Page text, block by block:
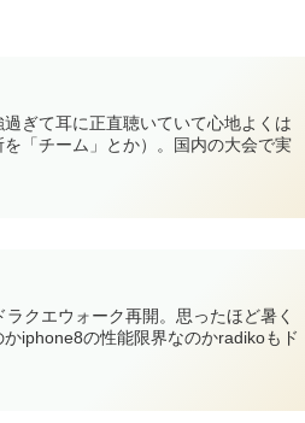
ぎて耳に正直聴いていて心地よくは
「チーム」とか）。国内の大会で実
クエウォーク再開。思ったほど暑く
iphone8の性能限界なのかradikoもド